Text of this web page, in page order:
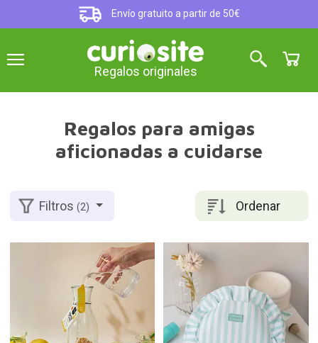
Envío gratuito a partir de 50€
Regalos originales
Regalos para amigas
aficionadas a cuidarse
Ordenar
Filtros(2)